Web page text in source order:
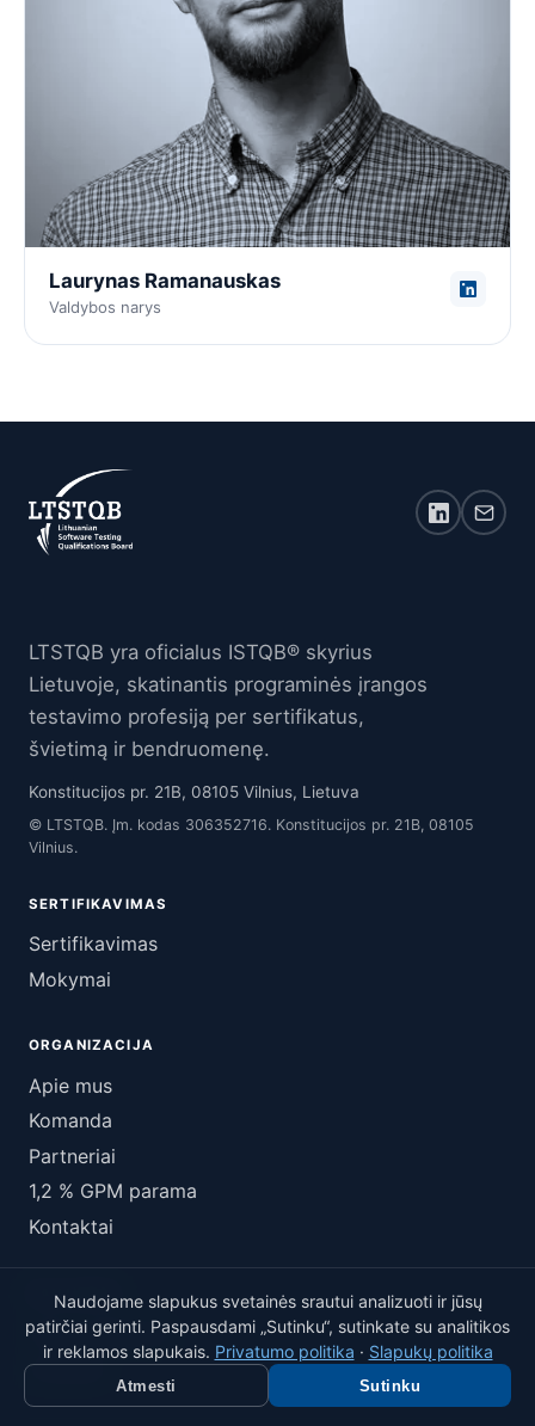
Laurynas Ramanauskas
Valdybos narys
LTSTQB yra oficialus ISTQB® skyrius
Lietuvoje, skatinantis programinės įrangos
testavimo profesiją per sertifikatus,
švietimą ir bendruomenę.
Konstitucijos pr. 21B, 08105 Vilnius, Lietuva
© LTSTQB. Įm. kodas 306352716. Konstitucijos pr. 21B, 08105
Vilnius.
SERTIFIKAVIMAS
Sertifikavimas
Mokymai
ORGANIZACIJA
Apie mus
Komanda
Partneriai
1,2 % GPM parama
Kontaktai
NAUJIENOS
Visos naujienos
LinkedIn
Naudojame slapukus svetainės srautui analizuoti ir jūsų
patirčiai gerinti. Paspausdami „Sutinku“, sutinkate su analitikos
ir reklamos slapukais. Privatumo politika · Slapukų politika
Atmesti Sutinku